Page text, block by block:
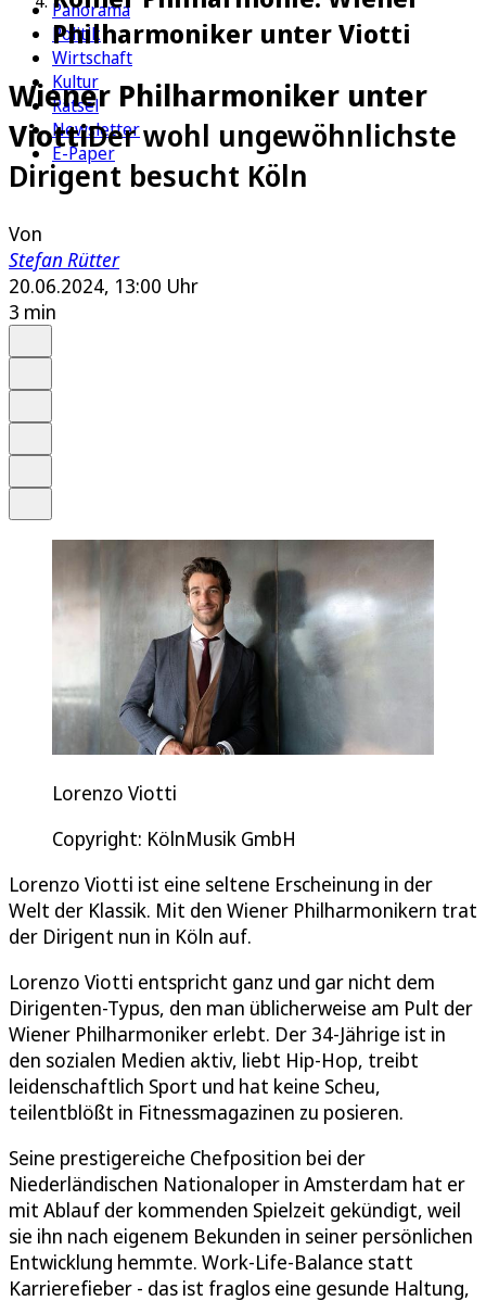
Panorama
Politik
Wirtschaft
Kultur
Rätsel
Newsletter
E-Paper
Philharmoniker unter Viotti
Wiener Philharmoniker unter
ViottiDer wohl ungewöhnlichste
Dirigent besucht Köln
Von
Stefan Rütter
20.06.2024, 13:00 Uhr
3 min
Lorenzo Viotti
Copyright: KölnMusik GmbH
Lorenzo Viotti ist eine seltene Erscheinung in der
Welt der Klassik. Mit den Wiener Philharmonikern trat
der Dirigent nun in Köln auf.
Lorenzo Viotti entspricht ganz und gar nicht dem
Dirigenten-Typus, den man üblicherweise am Pult der
Wiener Philharmoniker erlebt. Der 34-Jährige ist in
den sozialen Medien aktiv, liebt Hip-Hop, treibt
leidenschaftlich Sport und hat keine Scheu,
teilentblößt in Fitnessmagazinen zu posieren.
Seine prestigereiche Chefposition bei der
Niederländischen Nationaloper in Amsterdam hat er
mit Ablauf der kommenden Spielzeit gekündigt, weil
sie ihn nach eigenem Bekunden in seiner persönlichen
Entwicklung hemmte. Work-Life-Balance statt
Karrierefieber - das ist fraglos eine gesunde Haltung,